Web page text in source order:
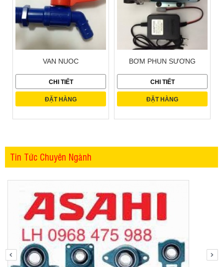
VAN NUOC
CHI TIẾT
ĐẶT HÀNG
BƠM PHUN SƯƠNG
CHI TIẾT
ĐẶT HÀNG
Tin Tức Chuyên Ngành